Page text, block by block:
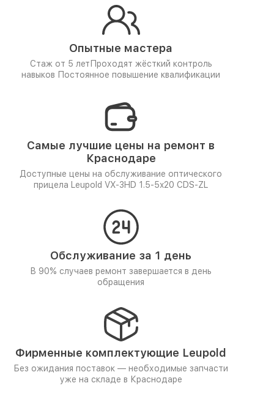
Опытные мастера
Стаж от 5 лет Проходят жёсткий контроль
навыков Постоянное повышение квалификации
Самые лучшие цены на ремонт в
Краснодаре
Доступные цены на обслуживание оптического
прицела Leupold VX-3HD 1.5-5x20 CDS-ZL
Обслуживание за 1 день
В 90% случаев ремонт завершается в день
обращения
Фирменные комплектующие Leupold
Без ожидания поставок — необходимые запчасти
уже на складе в Краснодаре